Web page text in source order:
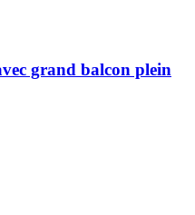
grand balcon plein